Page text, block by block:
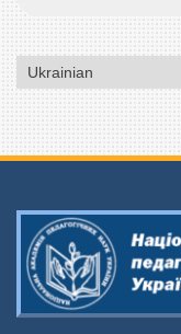
Вибрати
мову